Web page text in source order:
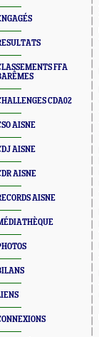
FFA
CDA02
AISNE
AISNE
AISNE
AISNE